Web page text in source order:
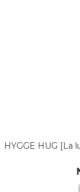
HYGGE HUG [La